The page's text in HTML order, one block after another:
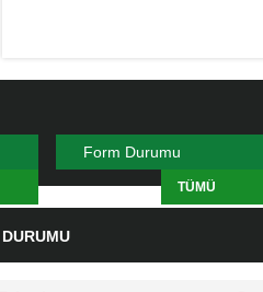
Form Durumu
TÜMÜ